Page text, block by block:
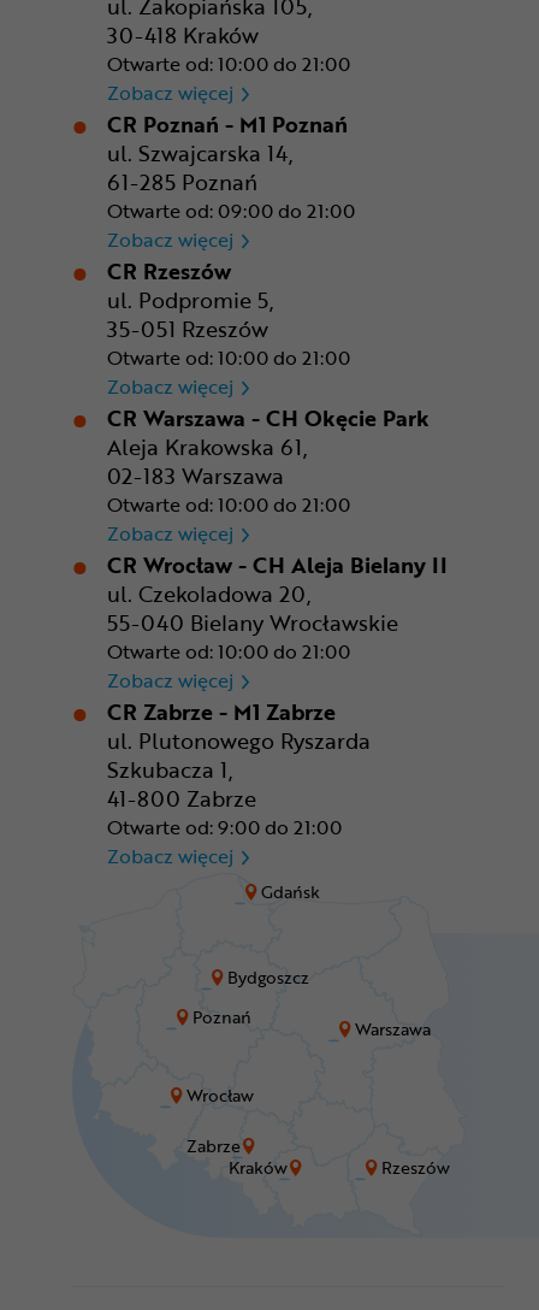
Bydgoszcz
Gdańsk
Kraków
Poznań
Rzeszów
Warszawa
Wrocław
Zabrze
30-418 Kraków
Otwarte od: 10:00 do 21:00
Zobacz więcej CR Kraków - Solvay Park
CR Poznań - M1 Poznań
ul. Szwajcarska 14,
61-285 Poznań
Otwarte od: 09:00 do 21:00
Zobacz więcej CR Poznań - M1 Poznań
CR Rzeszów
ul. Podpromie 5,
35-051 Rzeszów
Otwarte od: 10:00 do 21:00
Zobacz więcej CR Rzeszów
CR Warszawa - CH Okęcie Park
Aleja Krakowska 61,
02-183 Warszawa
Otwarte od: 10:00 do 21:00
Zobacz więcej CR Warszawa - CH Okęcie
CR Wrocław - CH Aleja Bielany II
ul. Czekoladowa 20,
55-040 Bielany Wrocławskie
Otwarte od: 10:00 do 21:00
Zobacz więcej CR Wrocław - CH Aleja
CR Zabrze - M1 Zabrze
ul. Plutonowego Ryszarda
Szkubacza 1,
41-800 Zabrze
Otwarte od: 9:00 do 21:00
Zobacz więcej CR Zabrze - M1 Zabrze